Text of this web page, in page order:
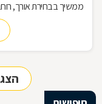
ממשיך בבחירת אורך,
ממשיך בייצור מקורי
ביצירת הפתרון המרשים